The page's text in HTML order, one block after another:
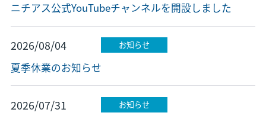
ニチアス公式YouTubeチャンネルを開設しました
2026/08/04 お知らせ
夏季休業のお知らせ
2026/07/31 お知らせ